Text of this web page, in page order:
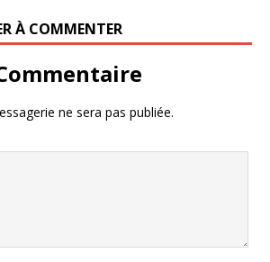
À COMMENTER
ne sera pas publiée.